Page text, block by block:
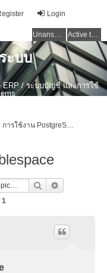
Login
Unanswered topics Active topics
ะบบ
ERP / ระบบบัญชี และการใช้
การใช้งาน PostgreSQL
Search
1